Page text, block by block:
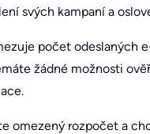
svých kampaní a
počet odeslaných
žádné možnosti
omezený rozpočet a